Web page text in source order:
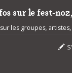
sur le fest-
les groupes,